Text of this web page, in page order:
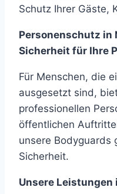
Schutz Ihrer Gäste,
Personenschutz in
Sicherheit für Ihre
Für Menschen, die
ausgesetzt sind,
professionellen
öffentlichen
unsere Bodyguards
Sicherheit.
Unsere